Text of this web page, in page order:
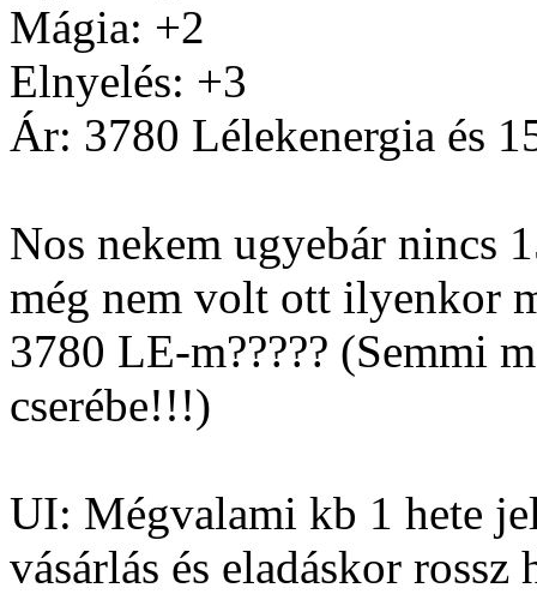
Mágia: +2
Elnyelés: +3
Ár: 3780 Lélekenergia és
Nos nekem ugyebár nincs
még nem volt ott ilyenkor
3780 LE-m????? (Semmi
cserébe!!!)
UI: Mégvalami kb 1 hete
vásárlás és eladáskor